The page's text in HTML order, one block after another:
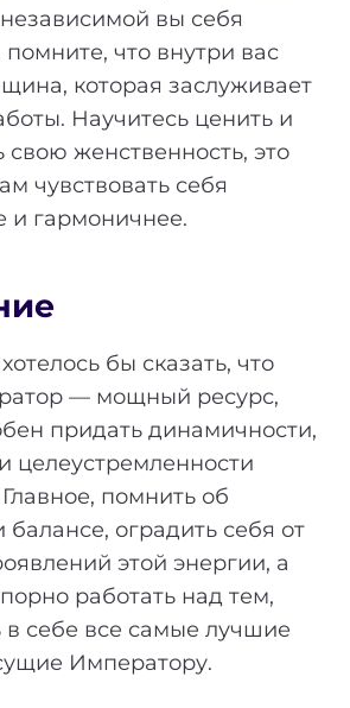
вы себя
что внутри вас
которая заслуживает
Научитесь ценить и
свою женственность, это
чувствовать себя
и гармоничнее.
бы сказать, что
— мощный ресурс,
придать динамичности,
целеустремленности
помнить об
оградить себя от
этой энергии, а
работать над тем,
в себе все самые лучшие
Императору.